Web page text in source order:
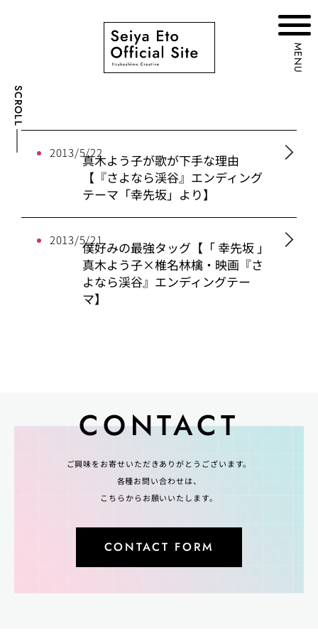
SCROLL
MENU
2013/5/22真木よう子が歌が下手な理由
【『さよなら渓谷』エンディング
テーマ「幸先坂」より】
2013/5/21僕好みの最強タッグ【「 幸先坂 」
真木よう子×椎名林檎・映画『さ
よなら渓谷』エンディングテー
マ】
CONTACT
ご興味をお寄せいただきありがとうございます。
各種お問い合わせは、
こちらからお願いいたします。
CONTACT FORM